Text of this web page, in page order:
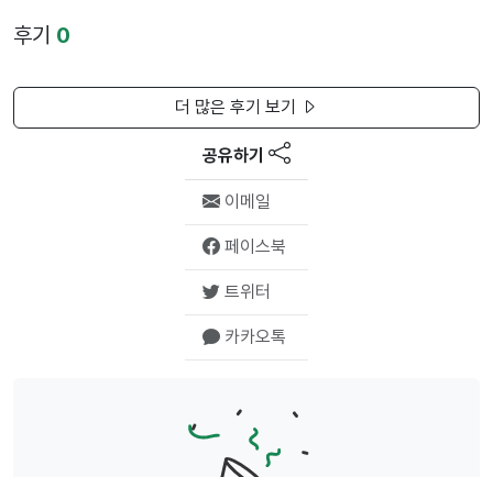
후기 0
더 많은 후기 보기
공유하기
이메일
페이스북
트위터
카카오톡